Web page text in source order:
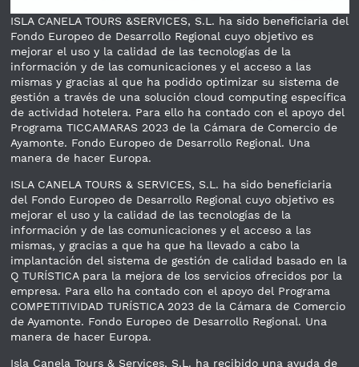
ISLA CANELA TOURS &SERVICES, S.L. ha sido beneficiaria del
Fondo Europeo de Desarrollo Regional cuyo objetivo es
mejorar el uso y la calidad de las tecnologías de la
información y de las comunicaciones y el acceso a las
mismas y gracias al que ha podido optimizar su sistema de
gestión a través de una solución cloud computing específica
de actividad hotelera. Para ello ha contado con el apoyo del
Programa TICCAMARAS 2023 de la Cámara de Comercio de
Ayamonte. Fondo Europeo de Desarrollo Regional. Una
manera de hacer Europa.
ISLA CANELA TOURS & SERVICES, S.L. ha sido beneficiaria
del Fondo Europeo de Desarrollo Regional cuyo objetivo es
mejorar el uso y la calidad de las tecnologías de la
información y de las comunicaciones y el acceso a las
mismas, y gracias a que ha que ha llevado a cabo la
implantación del sistema de gestión de calidad basado en la
Q TURÍSTICA para la mejora de los servicios ofrecidos por la
empresa. Para ello ha contado con el apoyo del Programa
COMPETITIVIDAD TURÍSTICA 2023 de la Cámara de Comercio
de Ayamonte. Fondo Europeo de Desarrollo Regional. Una
manera de hacer Europa.
Isla Canela Tours & Services, S.L. ha recibido una ayuda de